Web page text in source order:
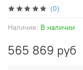
(0)
Наличие: В наличии
565 869 руб